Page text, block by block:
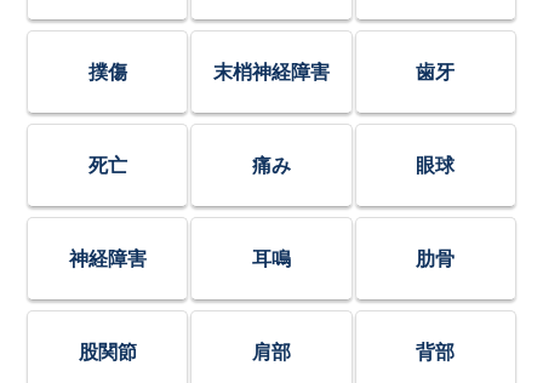
撲傷 末梢神経障害 歯牙
死亡 痛み 眼球
神経障害 耳鳴 肋骨
股関節 肩部 背部